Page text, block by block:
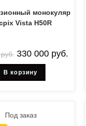
монокуляр
Vista H50R
руб. 330 000 руб.
В корзину
Под заказ